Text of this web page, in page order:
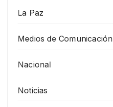
La Paz
Medios de Comunicación
Nacional
Noticias